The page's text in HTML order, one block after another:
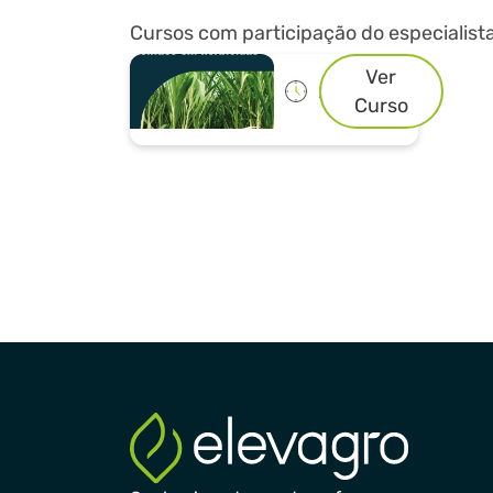
Cursos com participação do
20h
Ver
Curso